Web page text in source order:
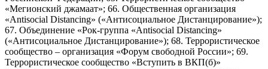
«Мегионский джамаат»; 66. Общественная организация
«Antisocial Distancing» («Антисоциальное Дистанцирование»);
67. Объединение «Рок-группа «Antisocial Distancing»
(«Антисоциальное Дистанцирование»); 68. Террористическое
сообщество – организация «Форум свободной России»; 69.
Террористическое сообщество «Вступить в ВКП(б)»